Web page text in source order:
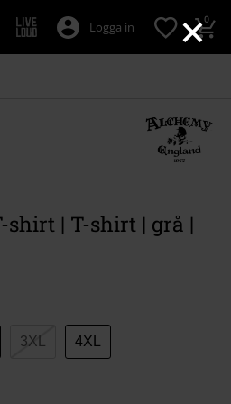
×
Logga in 0
shirt | T-shirt | grå |
3XL 4XL